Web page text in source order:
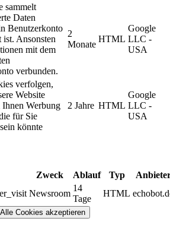
sammelt
Daten
Benutzerkonto
ist. Ansonsten
mit dem
verbunden.
2
Monate
HTML
Google
LLC -
USA
verfolgen,
Website
Ihnen Werbung
für Sie
könnte
2 Jahre HTML
Google
LLC -
USA
Zweck Ablauf Typ
Newsroom
14
Tage
HTML
Alle Cookies akzeptieren